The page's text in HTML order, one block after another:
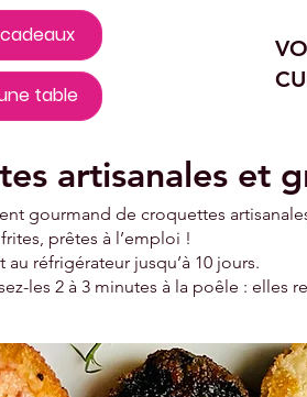
table
artisanales et
gourmand de croquettes
prêtes à l’emploi !
réfrigérateur jusqu’à 10 jours.